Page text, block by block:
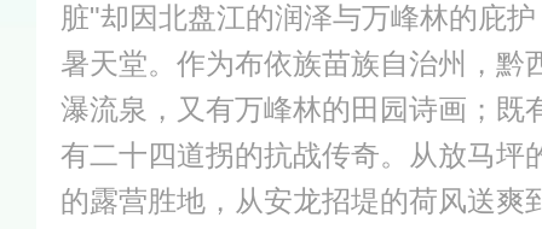
脏"却因北盘江的润泽与万峰林的庇
暑天堂。作为布依族苗族自治州，黔
瀑流泉，又有万峰林的田园诗画；既
有二十四道拐的抗战传奇。从放马坪
的露营胜地，从安龙招堤的荷风送爽